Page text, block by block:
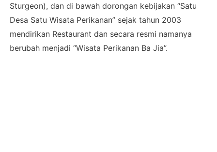
Sturgeon), dan di bawah dorongan kebijakan “Satu
Desa Satu Wisata Perikanan” sejak tahun 2003
mendirikan Restaurant dan secara resmi namanya
berubah menjadi “Wisata Perikanan Ba Jia”.